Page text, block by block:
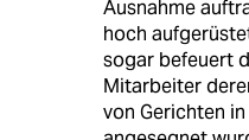
Ausnahme
hoch
sogar befeuert
Mitarbeiter
von Gerichten